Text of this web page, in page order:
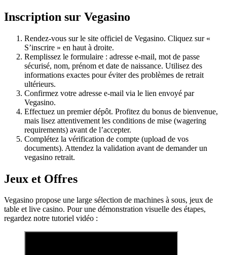
Inscription sur Vegasino
Rendez-vous sur le site officiel de Vegasino. Cliquez sur «
S’inscrire » en haut à droite.
Remplissez le formulaire : adresse e-mail, mot de passe
sécurisé, nom, prénom et date de naissance. Utilisez des
informations exactes pour éviter des problèmes de retrait
ultérieurs.
Confirmez votre adresse e-mail via le lien envoyé par
Vegasino.
Effectuez un premier dépôt. Profitez du bonus de bienvenue,
mais lisez attentivement les conditions de mise (wagering
requirements) avant de l’accepter.
Complétez la vérification de compte (upload de vos
documents). Attendez la validation avant de demander un
vegasino retrait.
Jeux et Offres
Vegasino propose une large sélection de machines à sous, jeux de
table et live casino. Pour une démonstration visuelle des étapes,
regardez notre tutoriel vidéo :